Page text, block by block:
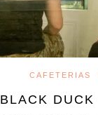
CAFETERIAS
BLACK